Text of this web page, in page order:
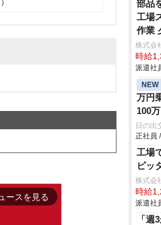
ースを見る
部品
工場
作業
株式会
時給
派遣社
NEW
万円
100
援金
間30
グル
バー
日の出
正社員
工場
ピッ
株式会
時給
派遣社
「